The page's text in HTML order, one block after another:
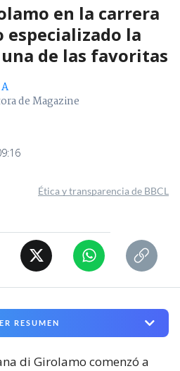
en la carrera
especializado la
de las favoritas
de Magazine
Ética y transparencia de BBCL
RESUMEN
di Girolamo comenzó a